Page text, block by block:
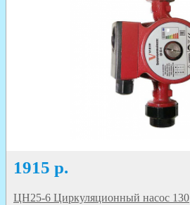
1915 р.
ЦН25-6 Циркуляционный насос 130